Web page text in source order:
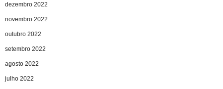
dezembro 2022
novembro 2022
outubro 2022
setembro 2022
agosto 2022
julho 2022